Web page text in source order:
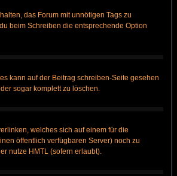
das Forum mit unnötigen Tags zu
beim Schreiben die entsprechende Option
kann auf der Beitrag schreiben-Seite gesehen
sogar komplett zu löschen.
welches sich auf einem für die
öffentlich verfügbaren Server) noch zu
nutze HMTL (sofern erlaubt).